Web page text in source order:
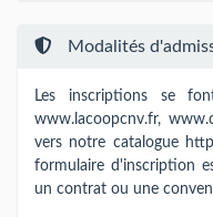
Modalités
Les inscriptions se
www.lacoopcnv.fr,
vers notre catalogue
formulaire d'inscription
un contrat ou une